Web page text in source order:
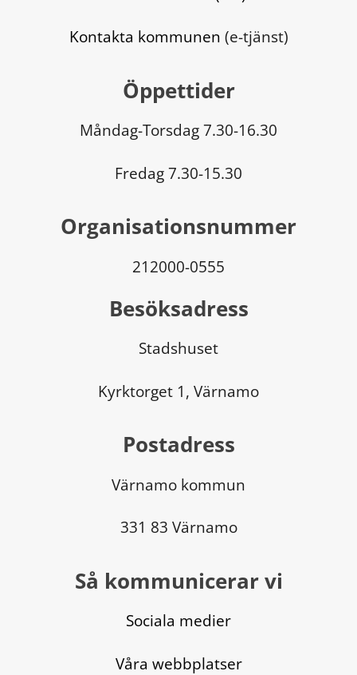
Kontakta kommunen (e-tjänst)
Öppettider
Måndag-Torsdag 7.30-16.30
Fredag 7.30-15.30
Organisationsnummer
212000-0555
Besöksadress
Stadshuset
Kyrktorget 1, Värnamo
Postadress
Värnamo kommun
331 83 Värnamo
Så kommunicerar vi
Sociala medier
Våra webbplatser